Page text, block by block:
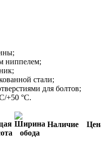
ниппелем;
стали;
для болтов;
+50 °С.
Наличие